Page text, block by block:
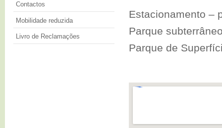
Contactos
Mobilidade reduzida
Livro de Reclamações
Estacionamento –
Parque
Parque de